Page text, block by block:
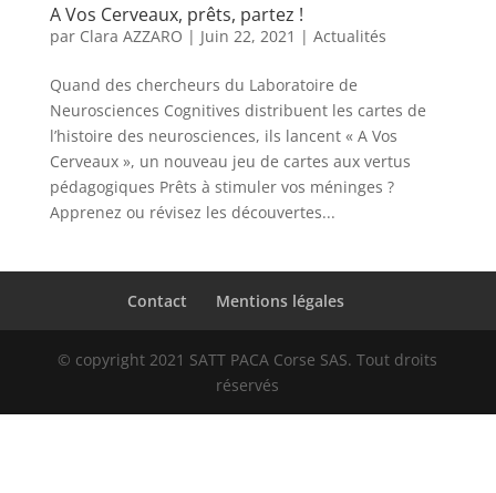
A Vos Cerveaux, prêts, partez !
par Clara AZZARO | Juin 22, 2021 | Actualités
Quand des chercheurs du Laboratoire de
Neurosciences Cognitives distribuent les cartes de
l’histoire des neurosciences, ils lancent « A Vos
Cerveaux », un nouveau jeu de cartes aux vertus
pédagogiques Prêts à stimuler vos méninges ?
Apprenez ou révisez les découvertes...
Contact Mentions légales
© copyright 2021 SATT PACA Corse SAS. Tout droits
réservés